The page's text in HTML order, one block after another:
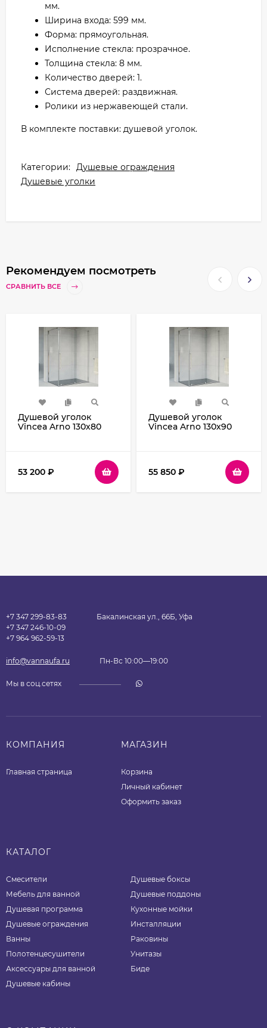
мм.
Ширина входа: 599 мм.
Форма: прямоугольная.
Исполнение стекла: прозрачное.
Толщина стекла: 8 мм.
Количество дверей: 1.
Система дверей: раздвижная.
Ролики из нержавеющей стали.
В комплекте поставки: душевой уголок.
Категории: Душевые ограждения
Душевые уголки
Рекомендуем посмотреть
СРАВНИТЬ ВСЕ
Душевой уголок
Vincea Arno 130х80
53 200 ₽
Душевой уголок
Vincea Arno 130х90
55 850 ₽
+7 347 299-83-83
+7 347 246-10-09
+7 964 962-59-13
Бакалинская ул., 66Б, Уфа
info@vannaufa.ru Пн-Вс 10:00—19:00
Мы в соц.сетях
КОМПАНИЯ
Главная страница
МАГАЗИН
Корзина
Личный кабинет
Оформить заказ
КАТАЛОГ
Смесители
Мебель для ванной
Душевая программа
Душевые ограждения
Ванны
Полотенцесушители
Аксессуары для ванной
Душевые кабины
Душевые боксы
Душевые поддоны
Кухонные мойки
Инсталляции
Раковины
Унитазы
Биде